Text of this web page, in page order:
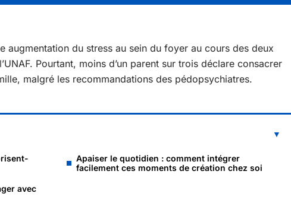
augmentation du stress au sein du foyer au cours des deux
Pourtant, moins d’un parent sur trois déclare consacrer
malgré les recommandations des pédopsychiatres.
avec
Apaiser le quotidien : comment intégrer
facilement ces moments de création chez soi